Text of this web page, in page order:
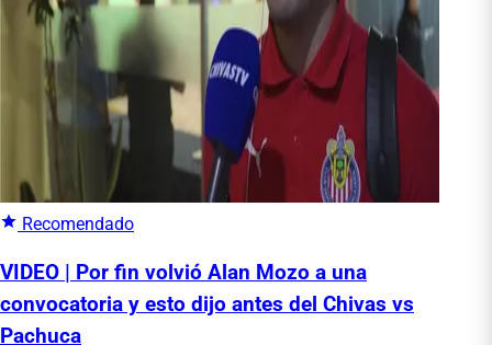
Recomendado
VIDEO | Por fin volvió Alan Mozo a una
convocatoria y esto dijo antes del Chivas vs
Pachuca